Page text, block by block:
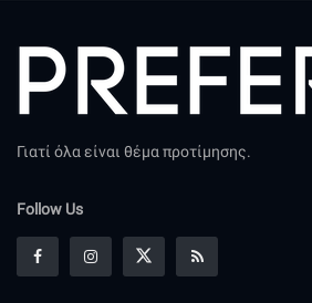
Γιατί όλα είναι θέμα προτίμησης.
Follow Us